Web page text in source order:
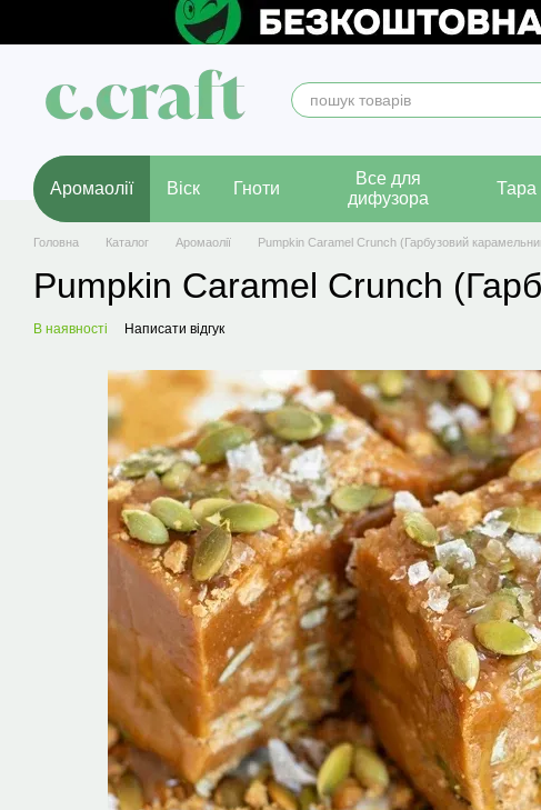
Перейти до основного контенту
Аромаолії Віск Гноти
Все для
дифузора
Тара
Головна Каталог Аромаолії Pumpkin Caramel Crunch (Гарбузовий
Pumpkin Caramel Crunch
В наявності Написати відгук